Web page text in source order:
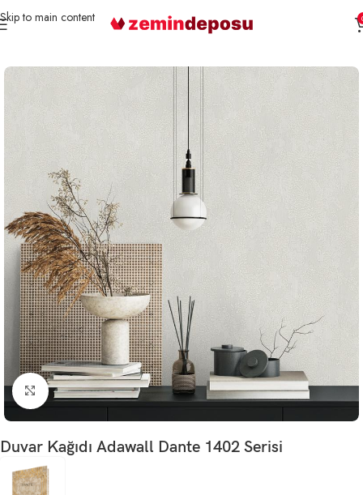
Skip to main content
Büyütmek için tıklayın
Duvar Kağıdı Adawall Dante 1402 Serisi